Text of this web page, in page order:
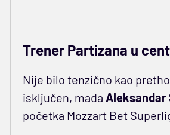
Trener Partizana u
Nije bilo tenzično kao
isključen, mada Aleksandar
početka Mozzart Bet